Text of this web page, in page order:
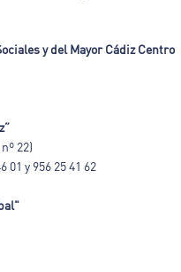
y del Mayor CádizCentro
22)
y 956 25 41 62